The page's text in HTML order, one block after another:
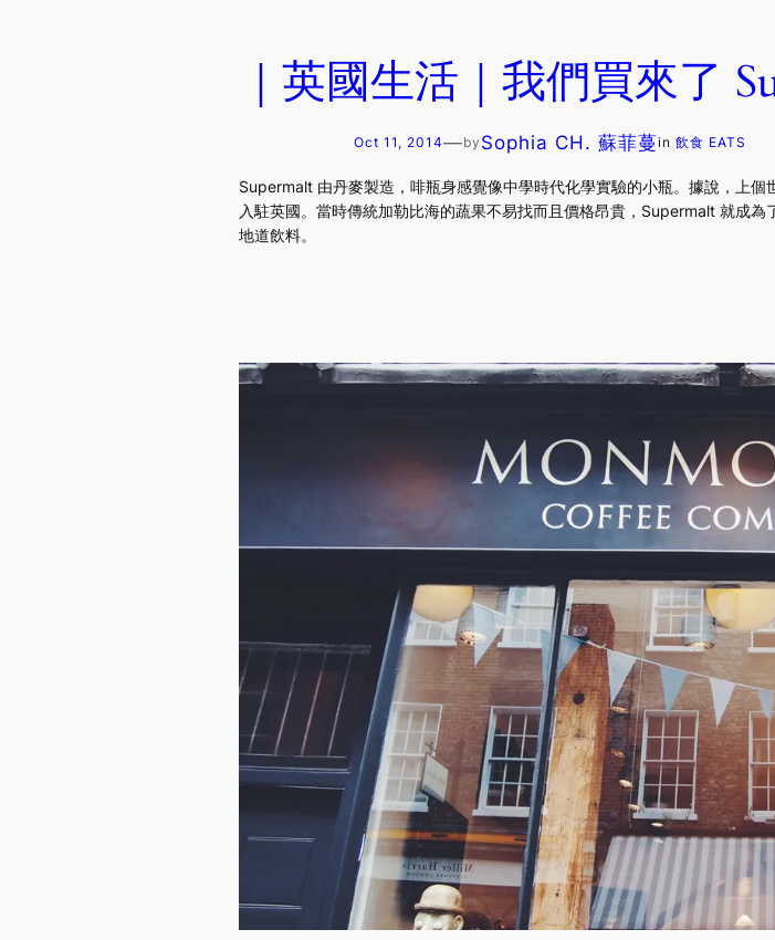
｜英國生活｜我們買來了
Oct 11, 2014—by Sophia CH. 蘇菲蔓in 飲食 EATS
Supermalt 由丹麥製造，啡瓶身感覺像中學時代化學實驗的小瓶。據說，上
入駐英國。當時傳統加勒比海的蔬果不易找而且價格昂貴，Supermalt 就成
地道飲料。